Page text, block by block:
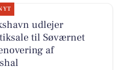
udlejer
til Søværnet
af